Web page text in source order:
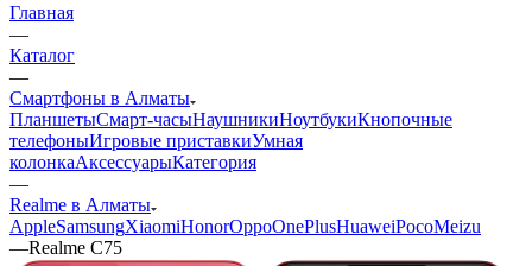
Главная
—
Каталог
—
Смартфоны в Алматы
ПланшетыСмарт-часыНаушникиНоутбукиКнопочные
телефоныИгровые приставкиУмная
колонкаАксессуарыКатегория
—
Realme в Алматы
AppleSamsungXiaomiHonorOppoOnePlusHuaweiPocoMeizu
—Realme С75